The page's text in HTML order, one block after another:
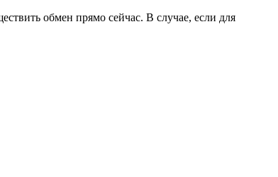
обмен прямо сейчас. В случае, если для